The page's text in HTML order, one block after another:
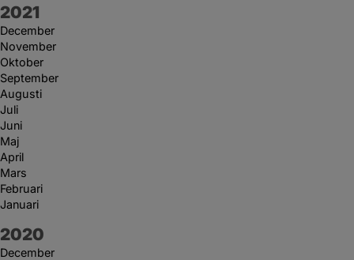
År:
2021
December
November
Oktober
September
Augusti
Juli
Juni
Maj
April
Mars
Februari
Januari
År:
2020
December